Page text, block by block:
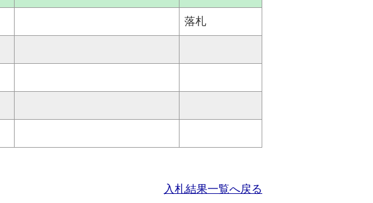
落札
入札結果一覧へ戻る